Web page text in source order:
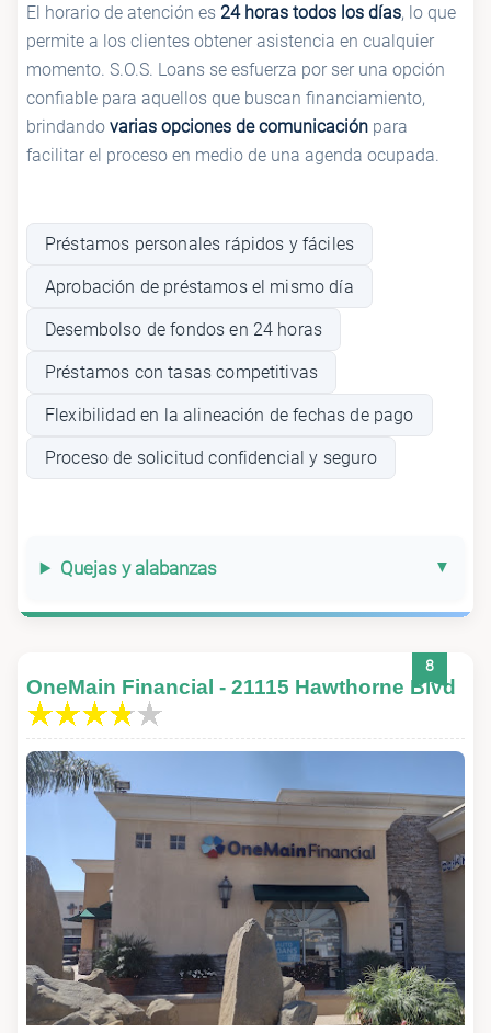
El horario de atención es 24 horas todos los días, lo que
permite a los clientes obtener asistencia en cualquier
momento. S.O.S. Loans se esfuerza por ser una opción
confiable para aquellos que buscan financiamiento,
brindando varias opciones de comunicación para
facilitar el proceso en medio de una agenda ocupada.
Préstamos personales rápidos y fáciles
Aprobación de préstamos el mismo día
Desembolso de fondos en 24 horas
Préstamos con tasas competitivas
Flexibilidad en la alineación de fechas de pago
Proceso de solicitud confidencial y seguro
Quejas y alabanzas
8
OneMain Financial - 21115 Hawthorne Blvd